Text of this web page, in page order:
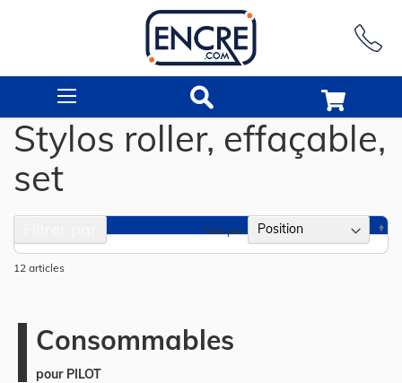
Stylos roller, effaçable,
set
12 articles
Trier par
Consommables
pour PILOT